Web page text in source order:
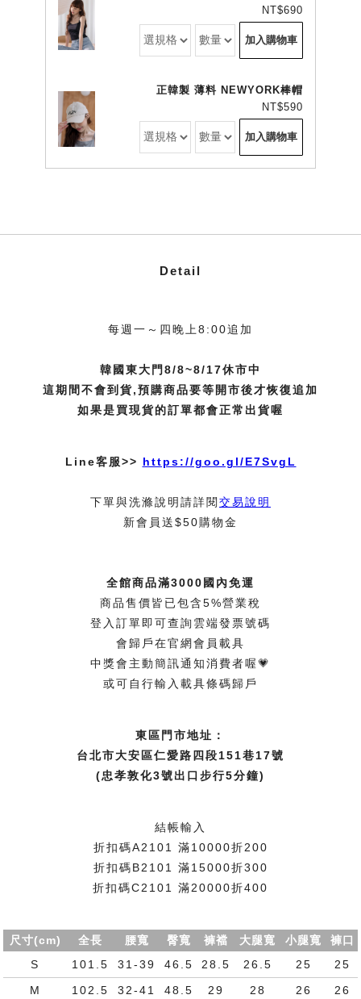
NT$690
加入購物車
正韓製 薄料 NEWYORK棒帽
NT$590
加入購物車
Detail
每週一～四晚上8:00追加
韓國東大門8/8~8/17休市中
這期間不會到貨,預購商品要等開市後才恢復追加
如果是買現貨的訂單都會正常出貨喔
Line客服>> https://goo.gl/E7SvgL
下單與洗滌說明請詳閱交易說明
新會員送$50購物金
全館商品滿3000國內免運
商品售價皆已包含5%營業稅
登入訂單即可查詢雲端發票號碼
會歸戶在官網會員載具
中獎會主動簡訊通知消費者喔💗
或可自行輸入載具條碼歸戶
東區門市地址：
台北市大安區仁愛路四段151巷17號
(忠孝敦化3號出口步行5分鐘)
結帳輸入
折扣碼A2101 滿10000折200
折扣碼B2101 滿15000折300
折扣碼C2101 滿20000折400
尺寸(cm) 全長 腰寬 臀寬 褲襠 大腿寬 小腿寬
褲口
S
101.5 31-39 46.5 28.5 26.5 25
25
M
102.5 32-41 48.5 29 28 26
26